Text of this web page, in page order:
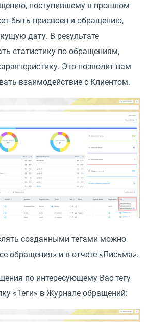
поступившему в прошлом
быть присвоен и обращению,
дату. В результате
статистику по обращениям,
Это позволит вам
взаимодействие с Клиентом.
созданными тегами можно
обращения» и в отчете «Письма».
по интересующему Вас тегу
«Теги» в Журнале обращений: